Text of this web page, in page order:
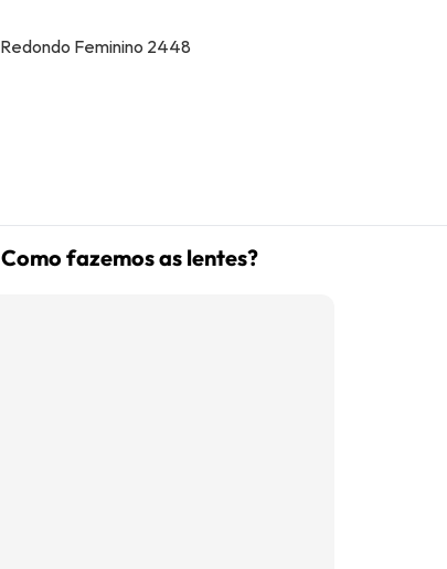
Como fazemos as lentes?